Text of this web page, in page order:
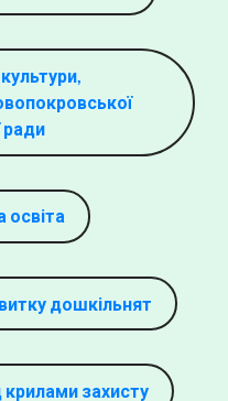
ради
освіта
дошкільнят
захисту